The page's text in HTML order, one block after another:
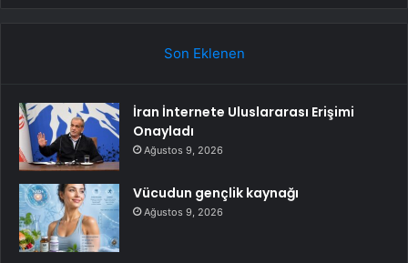
Son Eklenen
İran İnternete Uluslararası Erişimi
Onayladı
Ağustos 9, 2026
Vücudun gençlik kaynağı
Ağustos 9, 2026